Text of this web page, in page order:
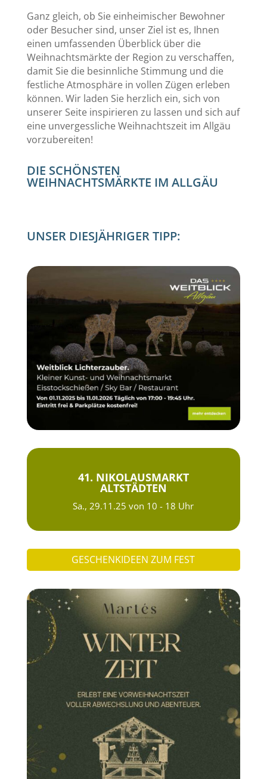
Ganz gleich, ob Sie einheimischer Bewohner
oder Besucher sind, unser Ziel ist es, Ihnen
einen umfassenden Überblick über die
Weihnachtsmärkte der Region zu verschaffen,
damit Sie die besinnliche Stimmung und die
festliche Atmosphäre in vollen Zügen erleben
können. Wir laden Sie herzlich ein, sich von
unserer Seite inspirieren zu lassen und sich auf
eine unvergessliche Weihnachtszeit im Allgäu
vorzubereiten!
DIE SCHÖNSTEN
WEIHNACHTSMÄRKTE IM ALLGÄU
UNSER DIESJÄHRIGER TIPP:
41. NIKOLAUSMARKT
ALTSTÄDTEN
Sa., 29.11.25 von 10 - 18 Uhr
GESCHENKIDEEN ZUM FEST